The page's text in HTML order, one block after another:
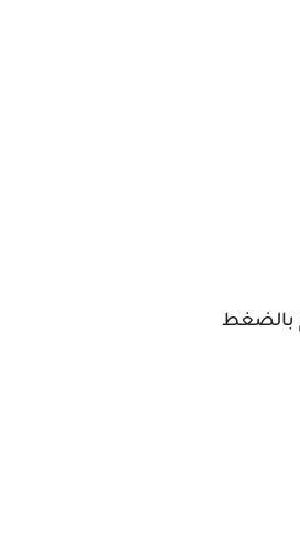
بالضغط